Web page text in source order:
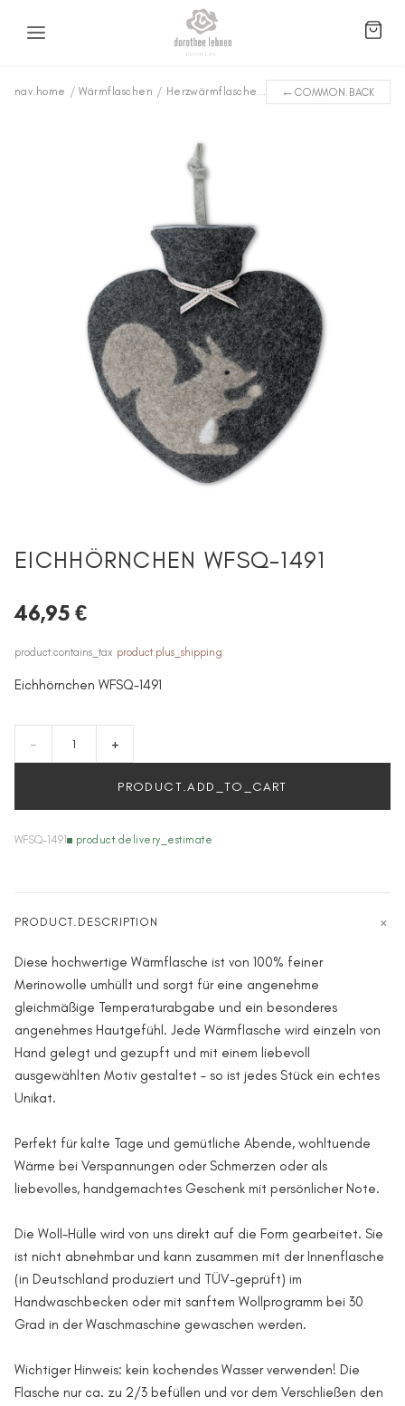
nav.home / Wärmflaschen / Herzwärmflaschen Eichhörnchen WFSQ-
←COMMON.BACK
EICHHÖRNCHEN WFSQ-1491
46,95 €
product.contains_tax product.plus_shipping
Eichhörnchen WFSQ-1491
- +
PRODUCT.ADD_TO_CART
WFSQ-1491 product.delivery_estimate
PRODUCT.DESCRIPTION
Diese hochwertige Wärmflasche ist von 100% feiner
Merinowolle umhüllt und sorgt für eine angenehme
gleichmäßige Temperaturabgabe und ein besonderes
angenehmes Hautgefühl. Jede Wärmflasche wird einzeln von
Hand gelegt und gezupft und mit einem liebevoll
ausgewählten Motiv gestaltet – so ist jedes Stück ein echtes
Unikat.
Perfekt für kalte Tage und gemütliche Abende, wohltuende
Wärme bei Verspannungen oder Schmerzen oder als
liebevolles, handgemachtes Geschenk mit persönlicher Note.
Die Woll-Hülle wird von uns direkt auf die Form gearbeitet. Sie
ist nicht abnehmbar und kann zusammen mit der Innenflasche
(in Deutschland produziert und TÜV-geprüft) im
Handwaschbecken oder mit sanftem Wollprogramm bei 30
Grad in der Waschmaschine gewaschen werden.
Wichtiger Hinweis: kein kochendes Wasser verwenden! Die
Flasche nur ca. zu 2/3 befüllen und vor dem Verschließen den